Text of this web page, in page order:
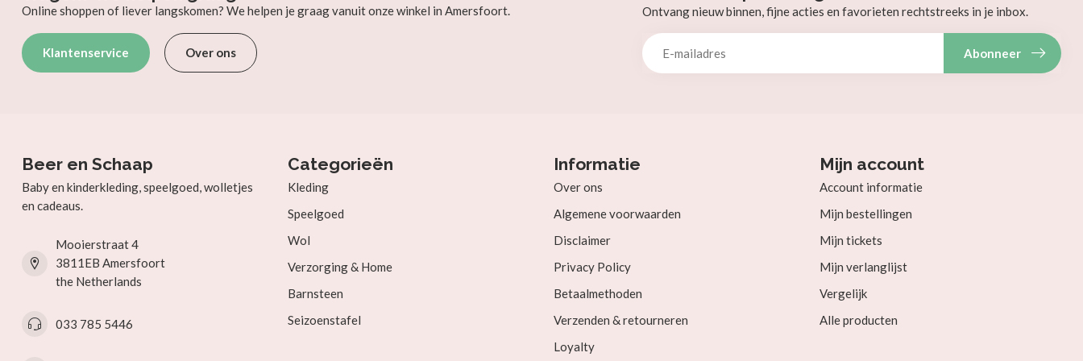
Online shoppen of liever langskomen? We helpen je graag vanuit onze winkel in Amersfoort.
Klantenservice Over ons
Ontvang nieuw binnen, fijne acties en favorieten rechtstreeks in je inbox.
Abonneer
Beer en Schaap
Baby en kinderkleding, speelgoed, wolletjes
en cadeaus.
Mooierstraat 4
3811EB Amersfoort
the Netherlands
033 785 5446
Categorieën
Kleding
Speelgoed
Wol
Verzorging & Home
Barnsteen
Seizoenstafel
Informatie
Over ons
Algemene voorwaarden
Disclaimer
Privacy Policy
Betaalmethoden
Verzenden & retourneren
Loyalty
Mijn account
Account informatie
Mijn bestellingen
Mijn tickets
Mijn verlanglijst
Vergelijk
Alle producten